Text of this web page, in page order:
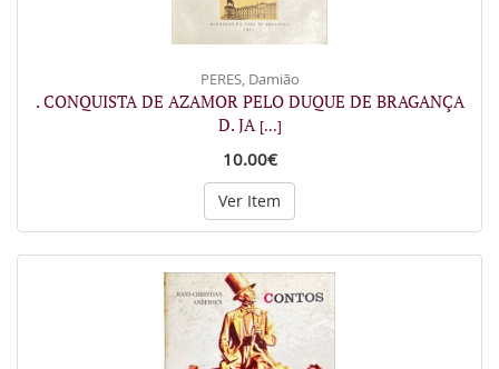
PERES, Damião
. CONQUISTA DE AZAMOR PELO DUQUE DE BRAGANÇA
D. JA [...]
10.00€
Ver Item